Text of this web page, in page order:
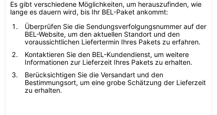
Es gibt verschiedene Möglichkeiten, um herauszufinden, wie
lange es dauern wird, bis Ihr BEL-Paket ankommt:
Überprüfen Sie die Sendungsverfolgungsnummer auf der
BEL-Website, um den aktuellen Standort und den
voraussichtlichen Liefertermin Ihres Pakets zu erfahren.
Kontaktieren Sie den BEL-Kundendienst, um weitere
Informationen zur Lieferzeit Ihres Pakets zu erhalten.
Berücksichtigen Sie die Versandart und den
Bestimmungsort, um eine grobe Schätzung der Lieferzeit
zu erhalten.